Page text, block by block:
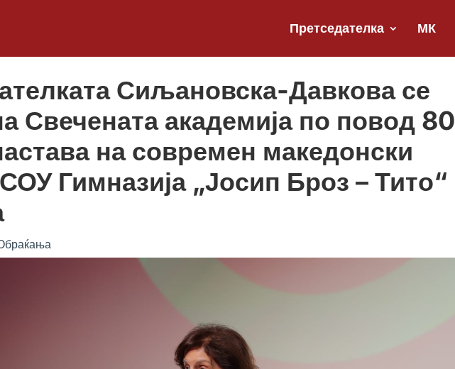
Претседателка МК
Сиљановска-Давкова се
Свечената академија по повод 80
на современ македонски
СОУ Гимназија „Јосип Броз – Тито“